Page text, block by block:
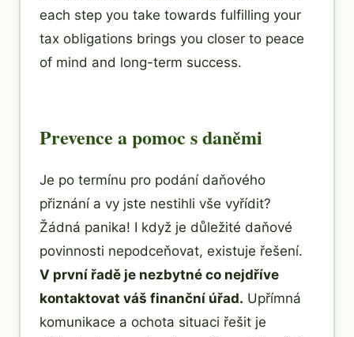
each step you take towards fulfilling your
tax obligations brings you closer to peace
of mind and long-term success.
Prevence a pomoc s daněmi
Je po termínu pro podání daňového
přiznání a vy jste nestihli vše vyřídit?
Žádná panika! I když je důležité daňové
povinnosti nepodceňovat, existuje řešení.
V první řadě je nezbytné co nejdříve
kontaktovat váš finanční úřad. Upřímná
komunikace a ochota situaci řešit je